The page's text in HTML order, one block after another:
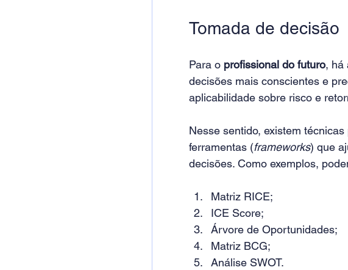
Tomada de decisão
Para o profissional do futuro, há
decisões mais conscientes e
aplicabilidade sobre risco e
Nesse sentido, existem
ferramentas (frameworks) que
decisões. Como exemplos,
Matriz RICE;
ICE Score;
Árvore de Oportunidades;
Matriz BCG;
Análise SWOT.